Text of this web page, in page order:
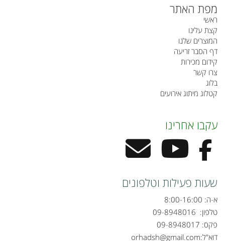
מפת האתר
ראשי
קצת עלינו
המוצרים שלנו
דף הסבר זריעה
קידום מכירות
צרו קשר
בלוג
קטלוג מיתוג אירועים
עקבו אחרינו
שעות פעילות וטלפונים
א-ה: 8:00-16:00
טלפון:
פקס: 09-8948017
דוא"ל:orhadsh@gmail.com